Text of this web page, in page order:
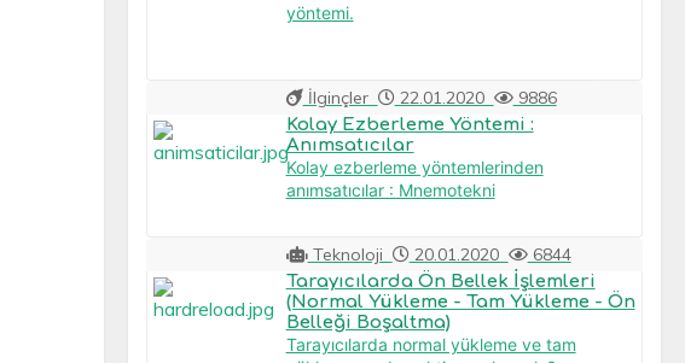
yöntemi.
İlginçler 22.01.2020 9886
Kolay Ezberleme Yöntemi :
Anımsatıcılar
Kolay ezberleme yöntemlerinden
anımsatıcılar : Mnemotekni
Teknoloji 20.01.2020 6844
Tarayıcılarda Ön Bellek İşlemleri
(Normal Yükleme - Tam Yükleme - Ön
Belleği Boşaltma)
Tarayıcılarda normal yükleme ve tam